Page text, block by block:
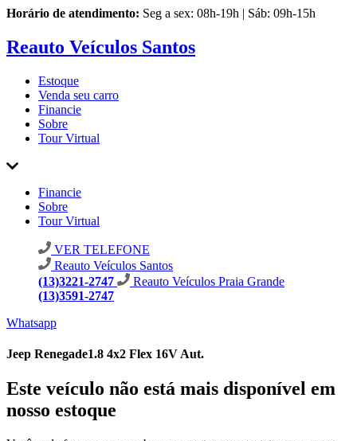
Horário de atendimento: Seg a sex: 08h-19h | Sáb: 09h-15h
Reauto Veículos Santos
Estoque
Venda seu carro
Financie
Sobre
Tour Virtual
Financie
Sobre
Tour Virtual
VER TELEFONE
Reauto Veículos Santos
(13)3221-2747
Reauto Veículos Praia Grande
(13)3591-2747
Whatsapp
Jeep Renegade1.8 4x2 Flex 16V Aut.
Este veículo não está mais disponível em
nosso estoque